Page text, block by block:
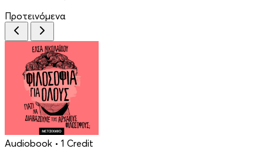
Προτεινόμενα
Audiobook • 1 Credit